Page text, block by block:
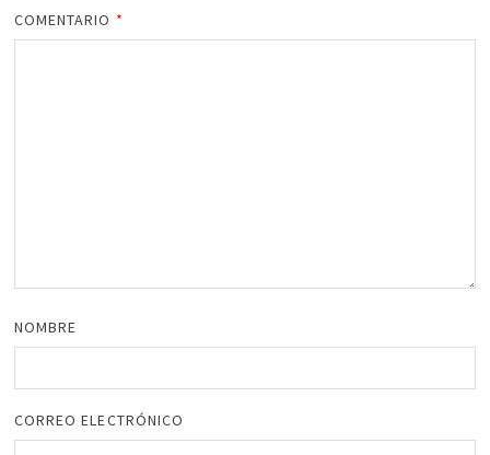
COMENTARIO *
NOMBRE
CORREO ELECTRÓNICO